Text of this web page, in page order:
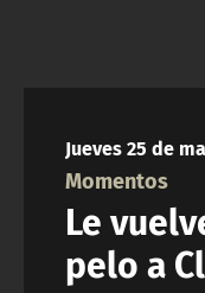
Jueves 25 de
Momentos
Le
pelo a